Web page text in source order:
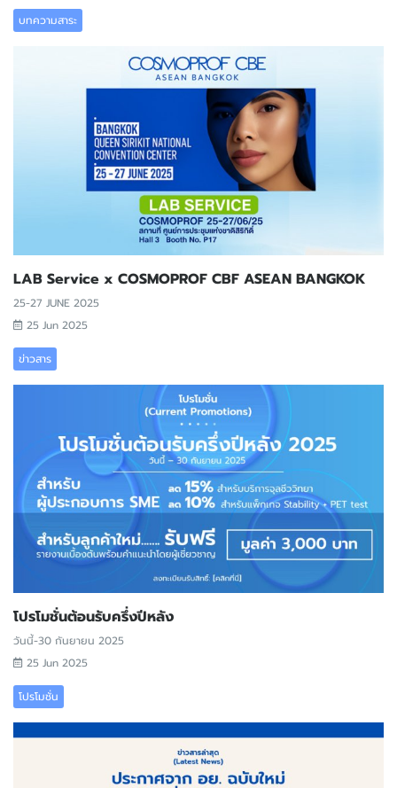
บทความสาระ
LAB Service x COSMOPROF CBF ASEAN BANGKOK
25-27 JUNE 2025
25 Jun 2025
ข่าวสาร
โปรโมชั่นต้อนรับครึ่งปีหลัง
วันนี้-30 กันยายน 2025
25 Jun 2025
โปรโมชั่น